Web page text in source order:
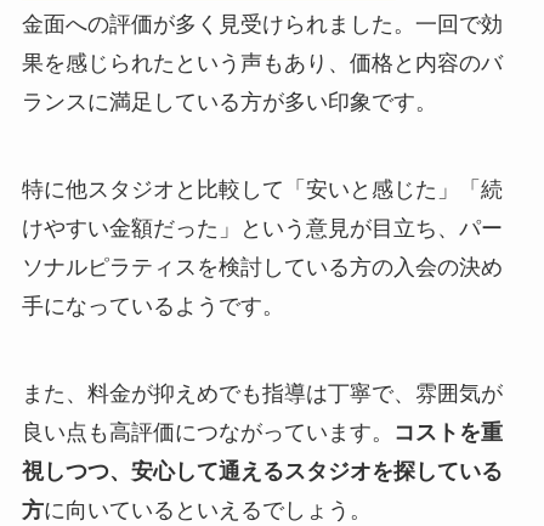
金面への評価が多く見受けられました。一回で効
果を感じられたという声もあり、価格と内容のバ
ランスに満足している方が多い印象です。
特に他スタジオと比較して「安いと感じた」「続
けやすい金額だった」という意見が目立ち、パー
ソナルピラティスを検討している方の入会の決め
手になっているようです。
また、料金が抑えめでも指導は丁寧で、雰囲気が
良い点も高評価につながっています。
コストを重
視しつつ、安心して通えるスタジオを探している
方に向いているといえるでしょう。